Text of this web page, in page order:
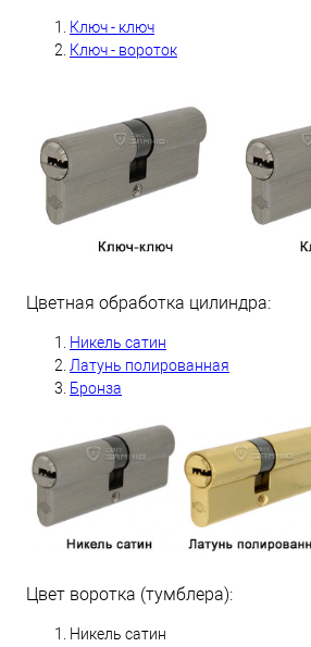
Ключ - ключ
Ключ - вороток
Цветная обработка цилиндра:
Никель сатин
Латунь полированная
Бронза
Цвет воротка (тумблера):
Никель сатин